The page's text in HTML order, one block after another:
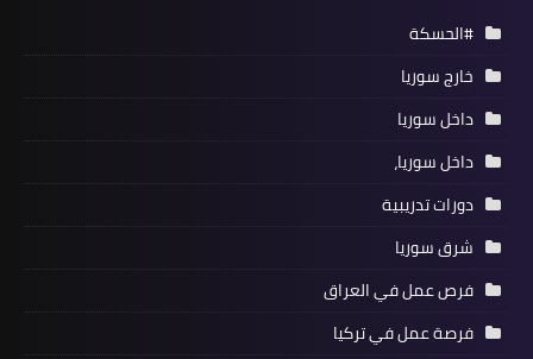
#الحسكة
خارج سوريا
داخل سوريا
داخل سوريا،
دورات تدريبية
شرق سوريا
فرص عمل في العراق
فرصة عمل في تركيا